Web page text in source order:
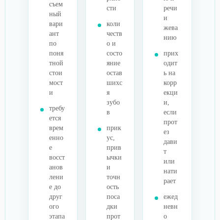
съем
ный
вари
ант
по
поня
тной
стои
мост
и
требу
ется
врем
енно
е
восст
анов
лени
е до
друг
ого
этапа
сти
коли
честв
о и
состо
яние
остав
шихс
я
зубо
в
прик
ус,
прив
ычки
и
точн
ость
поса
дки
прот
речи
и
жева
нию
прих
одит
ь на
корр
екци
и,
если
прот
ез
дави
т
или
нати
рает
ежед
невн
о